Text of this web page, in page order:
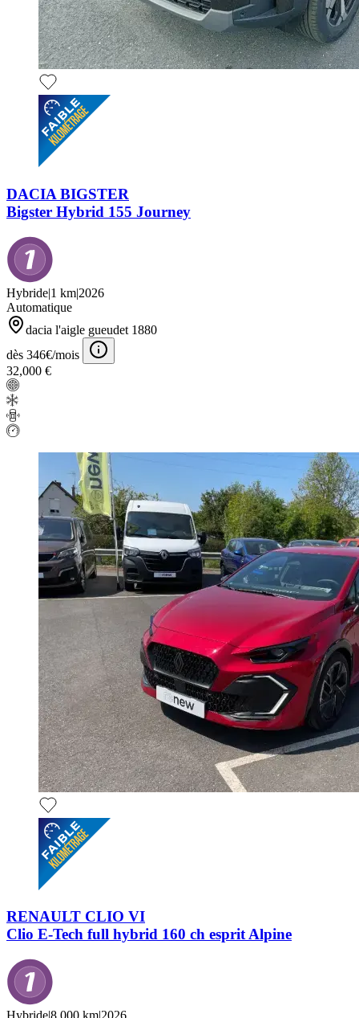
DACIA BIGSTER
Bigster Hybrid 155 Journey
Hybride|1 km|2026
Automatique
dacia l'aigle gueudet 1880
dès 346€/mois
32,000 €
RENAULT CLIO VI
Clio E-Tech full hybrid 160 ch esprit Alpine
Hybride|8,000 km|2026